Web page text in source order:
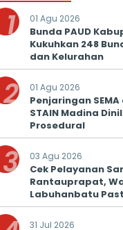
1 01 Agu 2026
Bunda PAUD
Kukuhkan 248
dan Kelurahan
2 01 Agu 2026
Penjaringan SEMA
STAIN Madina
Prosedural
3 03 Agu 2026
Cek Pelayanan
Rantauprapat,
Labuhanbatu
Prima untuk
31 Jul 2026